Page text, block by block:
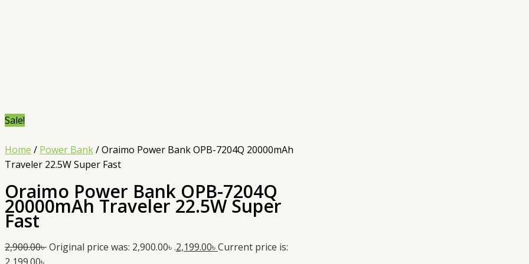
Sale!
Home / Power Bank/ Oraimo Power Bank OPB-7204Q 20000mAh
Traveler 22.5W Super Fast
Oraimo Power Bank OPB-7204Q
20000mAh Traveler 22.5W Super
Fast
2,900.00৳Original price was: 2,900.00৳ .2,199.00৳Current price is: